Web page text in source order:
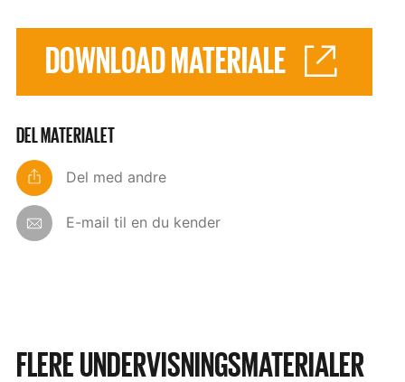
DOWNLOAD MATERIALE
DEL MATERIALET
Del med andre
E-mail til en du kender
FLERE UNDERVISNINGSMATERIALER